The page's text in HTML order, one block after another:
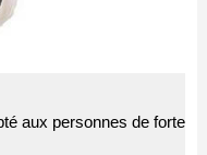
aux personnes de forte